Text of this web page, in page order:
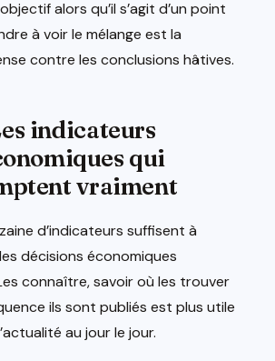
alors qu’il s’agit d’un point
à voir le mélange est la
contre les conclusions hâtives.
indicateurs
qui
vraiment
d’indicateurs suffisent à
décisions économiques
connaître, savoir où les trouver
ils sont publiés est plus utile
au jour le jour.